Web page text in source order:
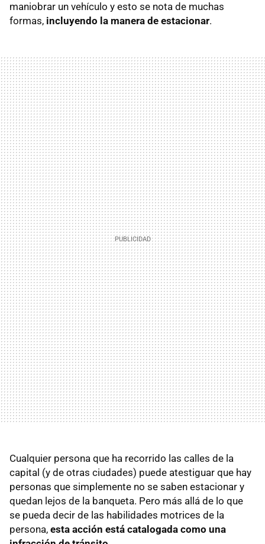
maniobrar un vehículo y esto se nota de muchas
formas, incluyendo la manera de estacionar.
Cualquier persona que ha recorrido las calles de la
capital (y de otras ciudades) puede atestiguar que hay
personas que simplemente no se saben estacionar y
quedan lejos de la banqueta. Pero más allá de lo que
se pueda decir de las habilidades motrices de la
persona, esta acción está catalogada como una